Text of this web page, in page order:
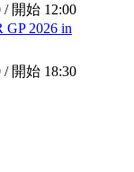
/ 開始 12:00
GP 2026 in
/ 開始 18:30